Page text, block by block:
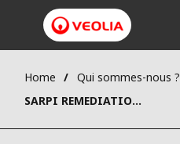
Home Qui sommes-nous ?
SARPI REMEDIATION (Lillebonne)